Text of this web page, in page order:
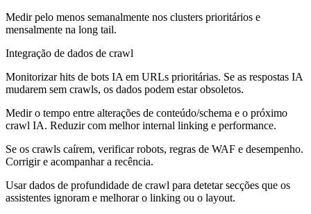
Medir pelo menos semanalmente nos clusters prioritários e
mensalmente na long tail.
Integração de dados de crawl
Monitorizar hits de bots IA em URLs prioritárias. Se as respostas IA
mudarem sem crawls, os dados podem estar obsoletos.
Medir o tempo entre alterações de conteúdo/schema e o próximo
crawl IA. Reduzir com melhor internal linking e performance.
Se os crawls caírem, verificar robots, regras de WAF e desempenho.
Corrigir e acompanhar a recência.
Usar dados de profundidade de crawl para detetar secções que os
assistentes ignoram e melhorar o linking ou o layout.